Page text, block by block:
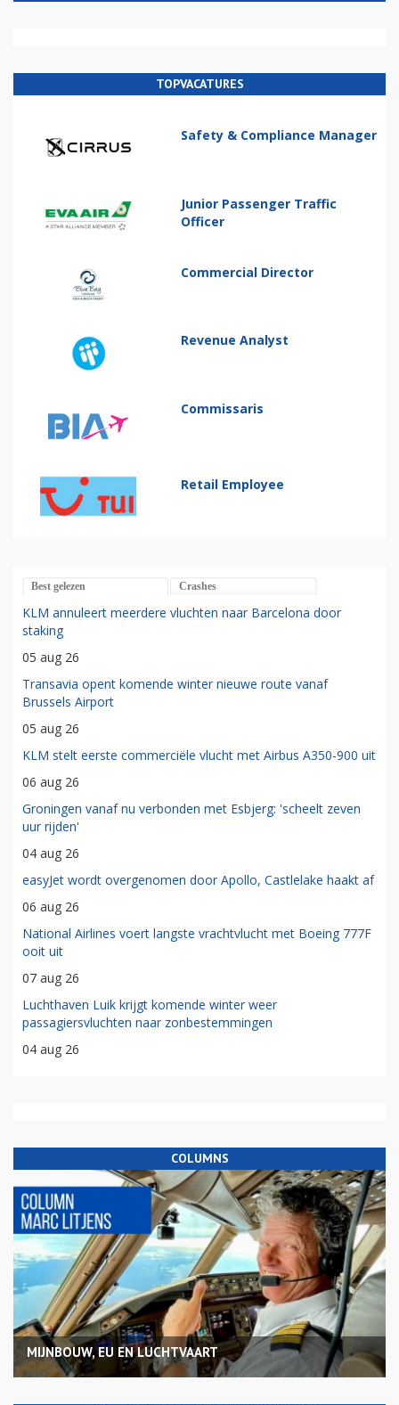
TOPVACATURES
Safety & Compliance Manager
Junior Passenger Traffic
Officer
Commercial Director
Revenue Analyst
Commissaris
Retail Employee
Best gelezen Crashes
KLM annuleert meerdere vluchten naar Barcelona door
staking
05 aug 26
Transavia opent komende winter nieuwe route vanaf
Brussels Airport
05 aug 26
KLM stelt eerste commerciële vlucht met Airbus A350-900 uit
06 aug 26
Groningen vanaf nu verbonden met Esbjerg: 'scheelt zeven
uur rijden'
04 aug 26
easyJet wordt overgenomen door Apollo, Castlelake haakt af
06 aug 26
National Airlines voert langste vrachtvlucht met Boeing 777F
ooit uit
07 aug 26
Luchthaven Luik krijgt komende winter weer
passagiersvluchten naar zonbestemmingen
04 aug 26
COLUMNS
MIJNBOUW, EU EN LUCHTVAART